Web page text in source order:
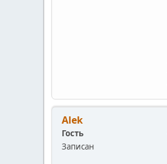
Alek
Гость
Записан